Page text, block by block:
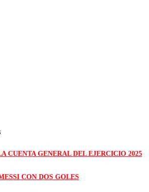
CUENTA GENERAL DEL EJERCICIO 2025
CON DOS GOLES